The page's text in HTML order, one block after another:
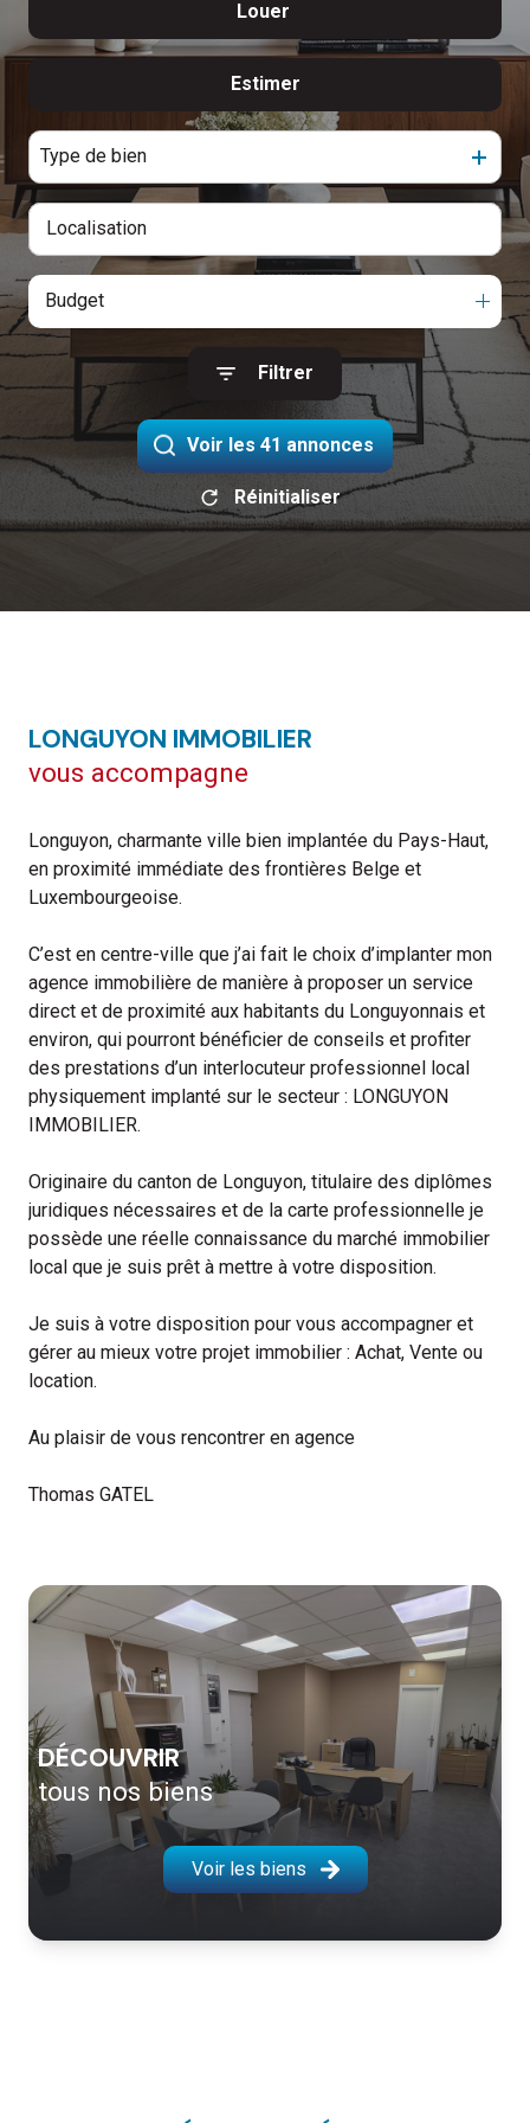
neuf
De l'immo pro
Louer
Estimer
Type de bien
Budget
Filtrer
Voir les41annonces
Réinitialiser
DÉCOUVRIR
tous nos biens
Voir les biens
LONGUYON IMMOBILIER
vous accompagne
Longuyon, charmante ville bien implantée du Pays-Haut,
en proximité immédiate des frontières Belge et
Luxembourgeoise.
C’est en centre-ville que j’ai fait le choix d’implanter mon
agence immobilière de manière à proposer un service
direct et de proximité aux habitants du Longuyonnais et
environ, qui pourront bénéficier de conseils et profiter
des prestations d’un interlocuteur professionnel local
physiquement implanté sur le secteur : LONGUYON
IMMOBILIER.
Originaire du canton de Longuyon, titulaire des diplômes
juridiques nécessaires et de la carte professionnelle je
possède une réelle connaissance du marché immobilier
local que je suis prêt à mettre à votre disposition.
Je suis à votre disposition pour vous accompagner et
gérer au mieux votre projet immobilier : Achat, Vente ou
location.
Au plaisir de vous rencontrer en agence
Thomas GATEL